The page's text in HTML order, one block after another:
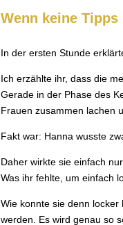
Wenn keine
In der ersten Stunde
Ich erzählte ihr, dass die
Gerade in der Phase des
Frauen zusammen lachen
Fakt war: Hanna wusste
Daher wirkte sie einfach
Was ihr fehlte, um einfach
Wie konnte sie denn locker
werden. Es wird genau so